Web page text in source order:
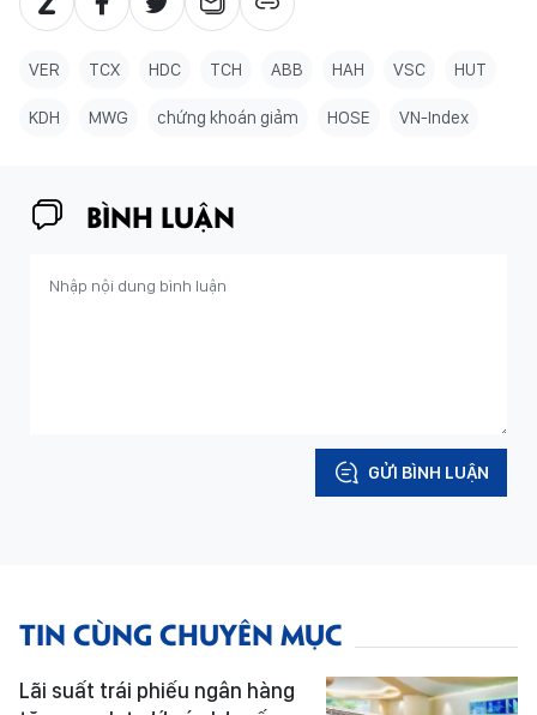
VER TCX HDC TCH ABB HAH VSC HUT
KDH MWG chứng khoán giảm HOSE VN-Index
BÌNH LUẬN
GỬI BÌNH LUẬN
TIN CÙNG CHUYÊN MỤC
Lãi suất trái phiếu ngân hàng